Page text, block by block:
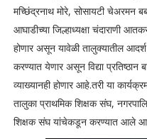
मच्छिंद्रनाथ मोरे, सोसायटी चेअरमन
आघाडीच्या जिल्हाध्यक्षा चंदाराणी
होणार असून यावेळी तालुक्यातील
करण्यात येणार असून विद्या प्रतिष्ठान
व्याख्यानही होणार आहे.तरी या
तालुका प्राथमिक शिक्षक संघ,
शिक्षक संघ यांचेकडून करण्यात आले